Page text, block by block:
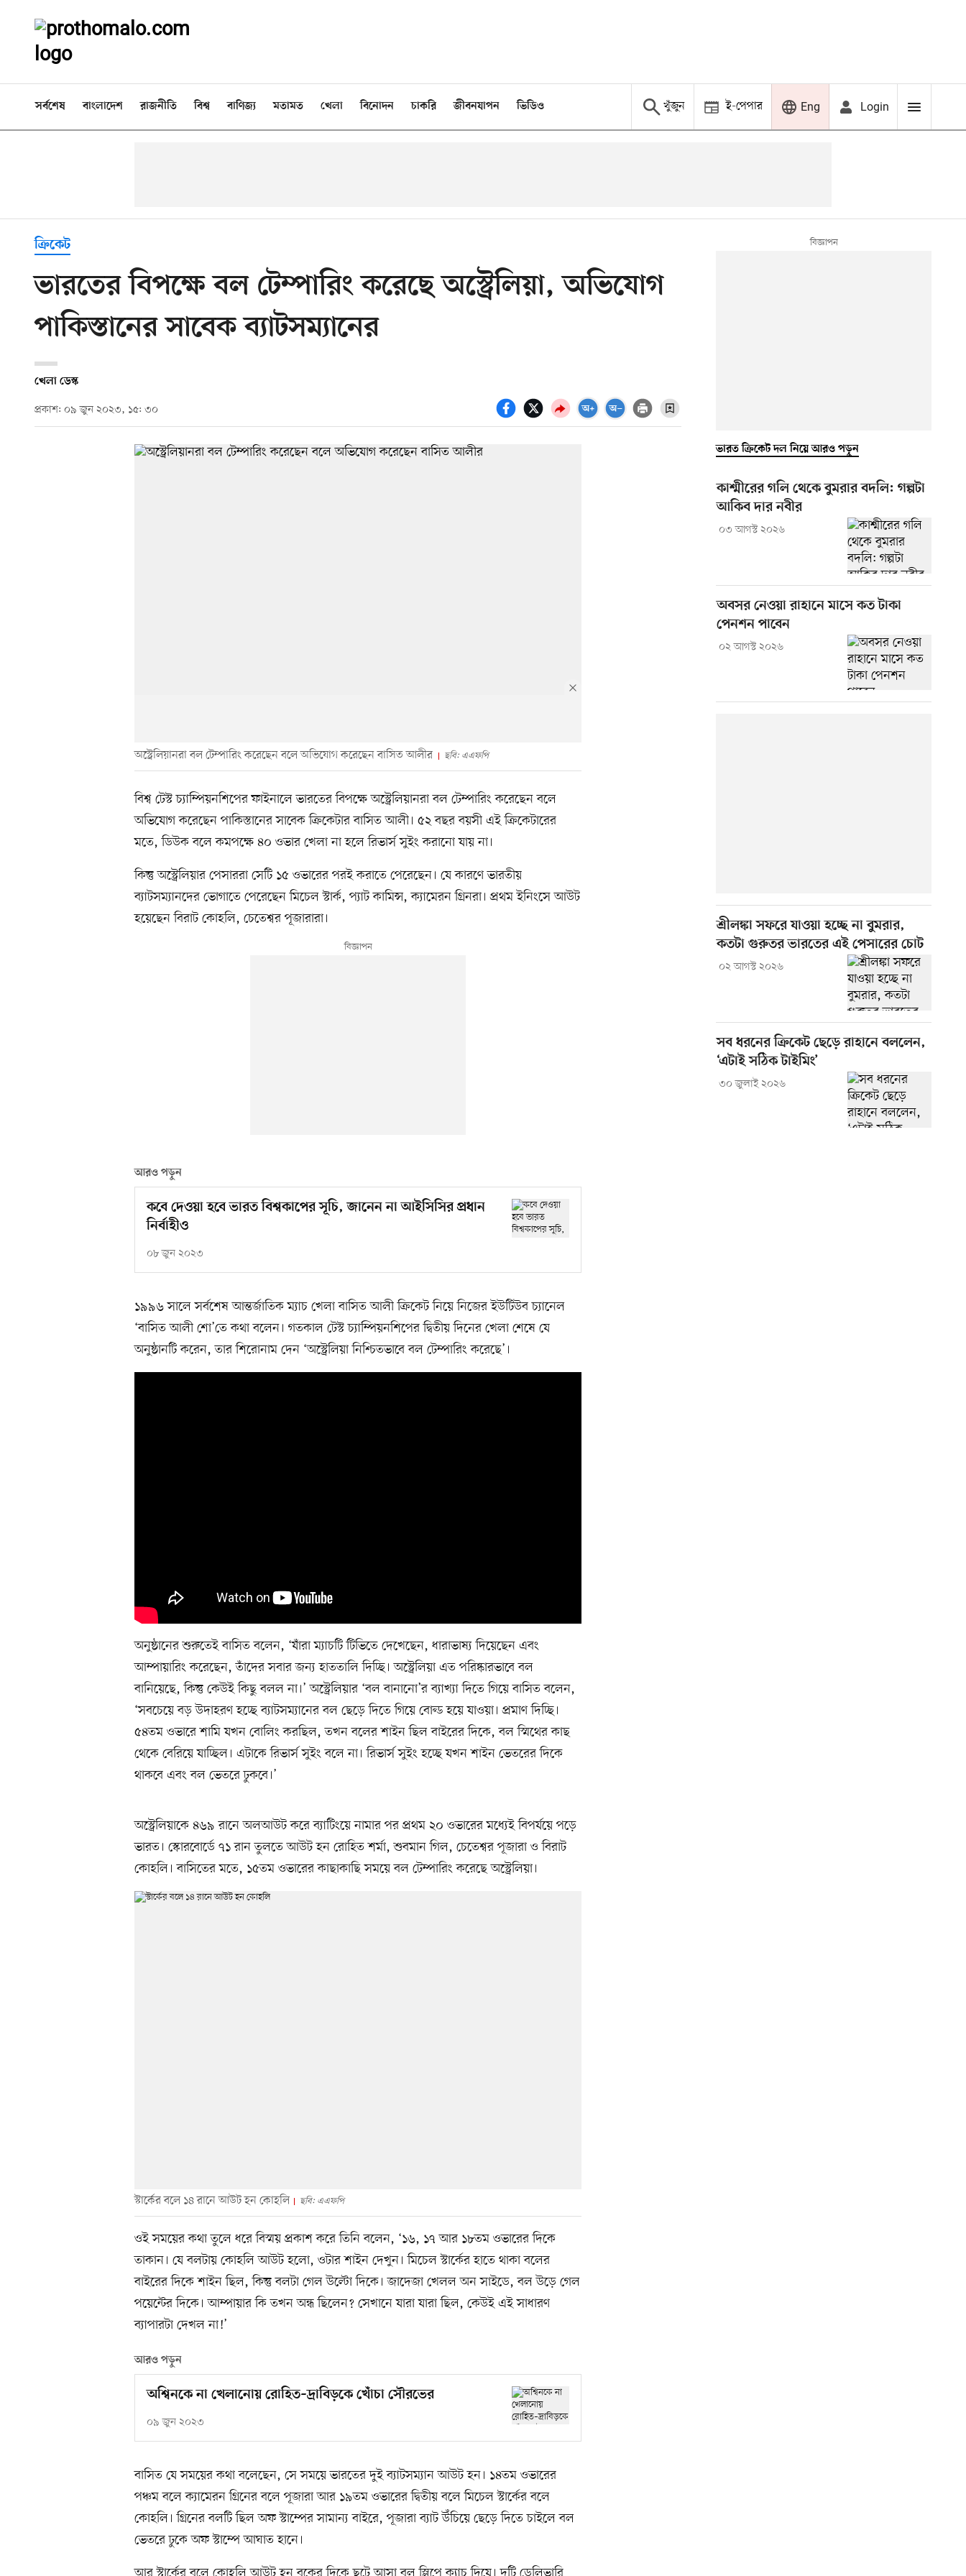
সর্বশেষ বাংলাদেশ রাজনীতি বিশ্ব বাণিজ্য মতামত খেলা বিনোদন চাকরি জীবনযাপন ভিডিও খুঁজুন ই-পেপার Eng Login
ক্রিকেট
ভারতের বিপক্ষে বল টেম্পারিং করেছে অস্ট্রেলিয়া, অভিযোগ
পাকিস্তানের সাবেক ব্যাটসম্যানের
খেলা ডেস্ক
প্রকাশ: ০৯ জুন ২০২৩, ১৫: ৩০
অস্ট্রেলিয়ানরা বল টেম্পারিং করেছেন বলে অভিযোগ করেছেন বাসিত আলীর ছবি: এএফপি
বিশ্ব টেস্ট চ্যাম্পিয়নশিপের ফাইনালে ভারতের বিপক্ষে অস্ট্রেলিয়ানরা বল টেম্পারিং করেছেন বলে
অভিযোগ করেছেন পাকিস্তানের সাবেক ক্রিকেটার বাসিত আলী। ৫২ বছর বয়সী এই ক্রিকেটারের
মতে, ডিউক বলে কমপক্ষে ৪০ ওভার খেলা না হলে রিভার্স সুইং করানো যায় না।
কিন্তু অস্ট্রেলিয়ার পেসাররা সেটি ১৫ ওভারের পরই করাতে পেরেছেন। যে কারণে ভারতীয়
ব্যাটসম্যানদের ভোগাতে পেরেছেন মিচেল স্টার্ক, প্যাট কামিন্স, ক্যামেরন গ্রিনরা। প্রথম ইনিংসে আউট
হয়েছেন বিরাট কোহলি, চেতেশ্বর পূজারারা।
আরও পড়ুন
কবে দেওয়া হবে ভারত বিশ্বকাপের সূচি, জানেন না আইসিসির প্রধান
নির্বাহীও
০৮ জুন ২০২৩
১৯৯৬ সালে সর্বশেষ আন্তর্জাতিক ম্যাচ খেলা বাসিত আলী ক্রিকেট নিয়ে নিজের ইউটিউব চ্যানেল
‘বাসিত আলী শো’তে কথা বলেন। গতকাল টেস্ট চ্যাম্পিয়নশিপের দ্বিতীয় দিনের খেলা শেষে যে
অনুষ্ঠানটি করেন, তার শিরোনাম দেন ‘অস্ট্রেলিয়া নিশ্চিতভাবে বল টেম্পারিং করেছে’।
অনুষ্ঠানের শুরুতেই বাসিত বলেন, ‘যাঁরা ম্যাচটি টিভিতে দেখেছেন, ধারাভাষ্য দিয়েছেন এবং
আম্পায়ারিং করেছেন, তাঁদের সবার জন্য হাততালি দিচ্ছি। অস্ট্রেলিয়া এত পরিষ্কারভাবে বল
বানিয়েছে, কিন্তু কেউই কিছু বলল না।’ অস্ট্রেলিয়ার ‘বল বানানো’র ব্যাখ্যা দিতে গিয়ে বাসিত বলেন,
‘সবচেয়ে বড় উদাহরণ হচ্ছে ব্যাটসম্যানের বল ছেড়ে দিতে গিয়ে বোল্ড হয়ে যাওয়া। প্রমাণ দিচ্ছি।
৫৪তম ওভারে শামি যখন বোলিং করছিল, তখন বলের শাইন ছিল বাইরের দিকে, বল স্মিথের কাছ
থেকে বেরিয়ে যাচ্ছিল। এটাকে রিভার্স সুইং বলে না। রিভার্স সুইং হচ্ছে যখন শাইন ভেতরের দিকে
থাকবে এবং বল ভেতরে ঢুকবে।’
অস্ট্রেলিয়াকে ৪৬৯ রানে অলআউট করে ব্যাটিংয়ে নামার পর প্রথম ২০ ওভারের মধ্যেই বিপর্যয়ে পড়ে
ভারত। স্কোরবোর্ডে ৭১ রান তুলতে আউট হন রোহিত শর্মা, শুবমান গিল, চেতেশ্বর পূজারা ও বিরাট
কোহলি। বাসিতের মতে, ১৫তম ওভারের কাছাকাছি সময়ে বল টেম্পারিং করেছে অস্ট্রেলিয়া।
স্টার্কের বলে ১৪ রানে আউট হন কোহলি ছবি: এএফপি
ওই সময়ের কথা তুলে ধরে বিস্ময় প্রকাশ করে তিনি বলেন, ‘১৬, ১৭ আর ১৮তম ওভারের দিকে
তাকান। যে বলটায় কোহলি আউট হলো, ওটার শাইন দেখুন। মিচেল স্টার্কের হাতে থাকা বলের
বাইরের দিকে শাইন ছিল, কিন্তু বলটা গেল উল্টো দিকে। জাদেজা খেলল অন সাইডে, বল উড়ে গেল
পয়েন্টের দিকে। আম্পায়ার কি তখন অন্ধ ছিলেন? সেখানে যারা যারা ছিল, কেউই এই সাধারণ
ব্যাপারটা দেখল না!’
আরও পড়ুন
অশ্বিনকে না খেলানোয় রোহিত–দ্রাবিড়কে খোঁচা সৌরভের
০৯ জুন ২০২৩
বাসিত যে সময়ের কথা বলেছেন, সে সময়ে ভারতের দুই ব্যাটসম্যান আউট হন। ১৪তম ওভারের
পঞ্চম বলে ক্যামেরন গ্রিনের বলে পূজারা আর ১৯তম ওভারের দ্বিতীয় বলে মিচেল স্টার্কের বলে
কোহলি। গ্রিনের বলটি ছিল অফ স্টাম্পের সামান্য বাইরে, পূজারা ব্যাট উঁচিয়ে ছেড়ে দিতে চাইলে বল
ভেতরে ঢুকে অফ স্টাম্পে আঘাত হানে।
ভারত ক্রিকেট দল নিয়ে আরও পড়ুন
কাশ্মীরের গলি থেকে বুমরার বদলি: গল্পটা
আকিব দার নবীর
০৩ আগস্ট ২০২৬
অবসর নেওয়া রাহানে মাসে কত টাকা
পেনশন পাবেন
০২ আগস্ট ২০২৬
শ্রীলঙ্কা সফরে যাওয়া হচ্ছে না বুমরার,
কতটা গুরুতর ভারতের এই পেসারের চোট
০২ আগস্ট ২০২৬
সব ধরনের ক্রিকেট ছেড়ে রাহানে বললেন,
‘এটাই সঠিক টাইমিং’
৩০ জুলাই ২০২৬